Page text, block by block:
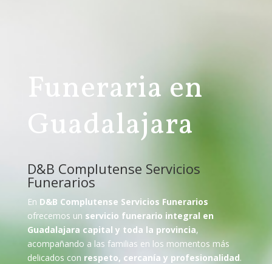
Funeraria en
Guadalajara
D&B Complutense Servicios
Funerarios
En D&B Complutense Servicios Funerarios
ofrecemos un servicio funerario integral en
Guadalajara capital y toda la provincia,
acompañando a las familias en los momentos más
delicados con respeto, cercanía y profesionalidad.